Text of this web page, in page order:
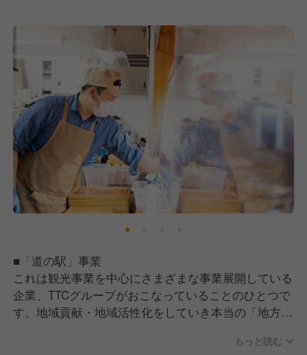
■「道の駅」事業
これは観光事業を中心にさまざまな事業展開している
企業、TTCグループがおこなっていることのひとつで
す。地域貢献・地域活性化をしていき本当の「地方創
理・受託、運営委託をおこなっています。もっと読む